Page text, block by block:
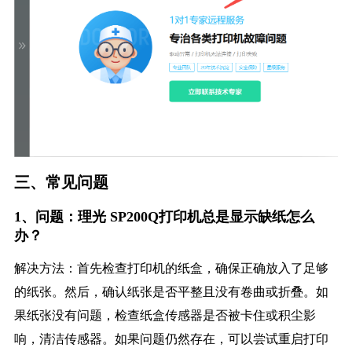
三、常见问题
1、问题：理光 SP200Q打印机总是显示缺纸怎么
办？
解决方法：首先检查打印机的纸盒，确保正确放入了足够
的纸张。然后，确认纸张是否平整且没有卷曲或折叠。如
果纸张没有问题，检查纸盒传感器是否被卡住或积尘影
响，清洁传感器。如果问题仍然存在，可以尝试重启打印